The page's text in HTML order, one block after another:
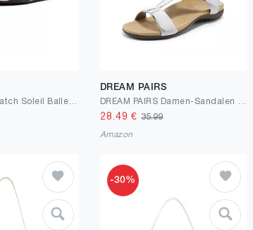
DREAM PAIRS
28.49 €35.99
Amazon
-30%